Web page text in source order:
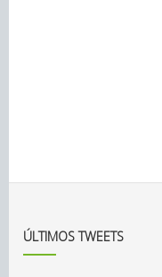
ÚLTIMOS TWEETS